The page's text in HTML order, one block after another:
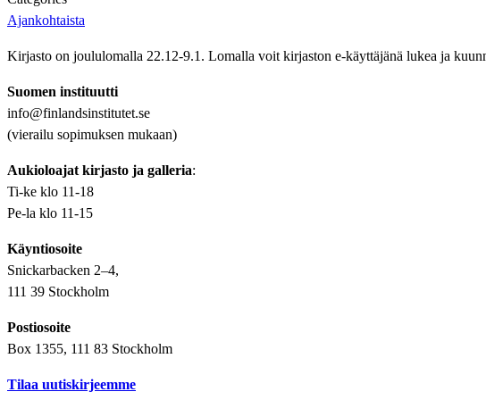
Ajankohtaista
Kirjasto on joululomalla 22.12-9.1. Lomalla voit kirjaston e-käyttäjänä lukea ja
Suomen instituutti
info@finlandsinstitutet.se
(vierailu sopimuksen mukaan)
Aukioloajat kirjasto ja galleria:
Ti-ke klo 11-18
Pe-la klo 11-15
Käyntiosoite
Snickarbacken 2–4,
111 39 Stockholm
Postiosoite
Box 1355, 111 83 Stockholm
Tilaa uutiskirjeemme